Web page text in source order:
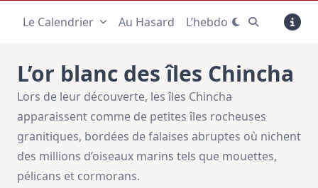
Le Calendrier Au Hasard L’hebdo
L’or blanc des îles Chincha
Lors de leur découverte, les îles Chincha
apparaissent comme de petites îles rocheuses
granitiques, bordées de falaises abruptes où nichent
des millions d’oiseaux marins tels que mouettes,
pélicans et cormorans.